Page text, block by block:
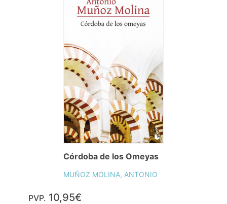
Córdoba de los Omeyas
MUÑOZ MOLINA, ANTONIO
PVP. 10,95€